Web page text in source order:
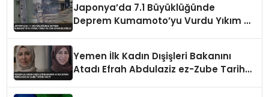
Japonya’da 7.1 Büyüklüğünde
Deprem Kumamoto’yu Vurdu Yıkım ve
Yemen İlk Kadın Dışişleri Bakanını
Atadı Efrah Abdulaziz ez-Zube Tarihe